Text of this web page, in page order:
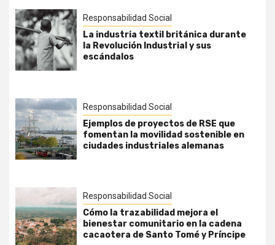
Responsabilidad Social
La industria textil británica durante
la Revolución Industrial y sus
escándalos
Responsabilidad Social
Ejemplos de proyectos de RSE que
fomentan la movilidad sostenible en
ciudades industriales alemanas
Responsabilidad Social
Cómo la trazabilidad mejora el
bienestar comunitario en la cadena
cacaotera de Santo Tomé y Príncipe